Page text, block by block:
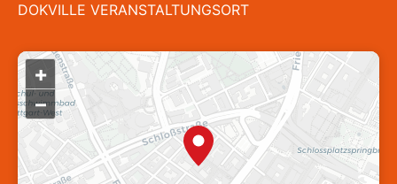
DOKVILLE VERANSTALTUNGSORT
+
–